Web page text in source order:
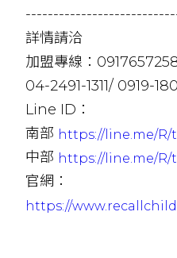
詳情請洽
加盟專線：0917657258
04-2491-1311/ 0919-
Line ID：
南部 https://line.me/
中部 https://line.me/R/
官網：
https://